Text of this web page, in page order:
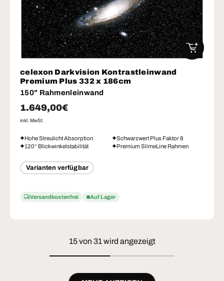
celexon Darkvision Kontrastleinwand
Premium Plus 332 x 186cm
150" Rahmenleinwand
Normaler Preis
1.649,00€
inkl. MwSt.
Hohe Streulicht Absorption
Schwarzwert Plus Faktor 8
120° Blickwinkelstabilität
Premium SlimeLine Rahmen
Varianten verfügbar
Versandkostenfrei Auf Lager
IN DEN
15 von 31 wird angezeigt